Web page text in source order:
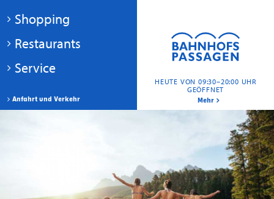
HEUTE VON 09:30–20:00 UHR
GEÖFFNET
Mehr
Anfahrt und Verkehr
Shopping
Restaurants
Service